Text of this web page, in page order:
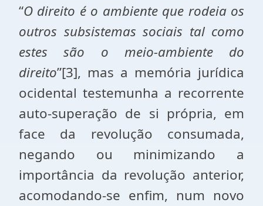
“O direito é o ambiente que rodeia os
outros subsistemas sociais tal como
estes são o meio-ambiente do
direito”[3], mas a memória jurídica
ocidental testemunha a recorrente
auto-superação de si própria, em
face da revolução consumada,
negando ou minimizando a
importância da revolução anterior,
acomodando-se enfim, num novo